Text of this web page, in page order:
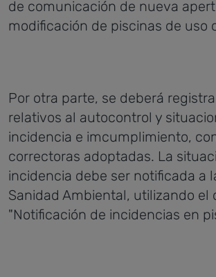
de comunicación de nueva
modificación de piscinas de uso
Por otra parte, se deberá
relativos al autocontrol y
incidencia e imcumplimiento,
correctoras adoptadas. La
incidencia debe ser notificada a
Sanidad Ambiental, utilizando el
"Notificación de incidencias en